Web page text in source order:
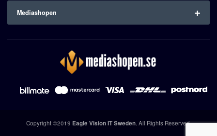
Mediashopen
Copyright ©2019 Eagle Vision IT Sweden. All Rights Reserved.